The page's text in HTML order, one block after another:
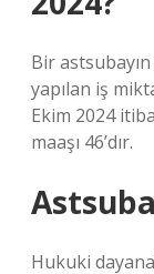
Bir
yapılan iş
Ekim 2024
maaşı 46’dır.
Hukuki